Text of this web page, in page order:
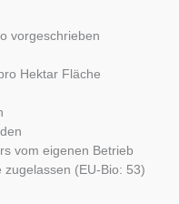
vorgeschrieben
Hektar Fläche
vom eigenen Betrieb
(EU-Bio: 53)